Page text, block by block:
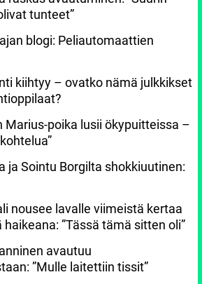
tunteet”
blogi: Peliautomaattien
kiihtyy – ovatko nämä julkkikset
Marius-poika lusii ökypuitteissa –
ja Sointu Borgilta shokkiuutinen:
nousee lavalle viimeistä kertaa
”Tässä tämä sitten oli”
avautuu
”Mulle laitettiin tissit”